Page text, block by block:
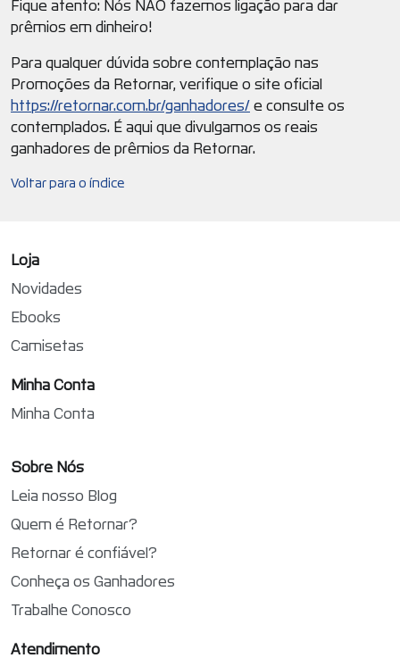
Fique atento: Nós NÃO fazemos ligação para dar
prêmios em dinheiro!
Para qualquer dúvida sobre contemplação nas
Promoções da Retornar, verifique o site oficial
https://retornar.com.br/ganhadores/e consulte os
contemplados. É aqui que divulgamos os reais
ganhadores de prêmios da Retornar.
Voltar para o índice
Loja
Novidades
Ebooks
Camisetas
Minha Conta
Minha Conta
Sobre Nós
Leia nosso Blog
Quem é Retornar?
Retornar é confiável?
Conheça os Ganhadores
Trabalhe Conosco
Atendimento